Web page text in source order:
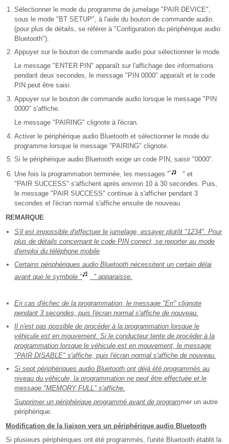
Sélectionner le mode du programme de jumelage "PAIR DEVICE",
sous le mode "BT SETUP", à l'aide du bouton de commande audio.
(pour plus de détails, se référer à "Configuration du périphérique audio
Bluetooth").
Appuyer sur le bouton de commande audio pour sélectionner le mode.
Le message "ENTER PIN" apparaît sur l'affichage des informations
pendant deux secondes, le message "PIN 0000" apparaît et le code
PIN peut être saisi.
Appuyer sur le bouton de commande audio lorsque le message "PIN
0000" s'affiche.
Le message "PAIRING" clignote à l'écran.
Activer le périphérique audio Bluetooth et sélectionner le mode du
programme lorsque le message "PAIRING" clignote.
Si le périphérique audio Bluetooth exige un code PIN, saisir "0000".
Une fois la programmation terminée, les messages "
" et
"PAIR SUCCESS" s'affichent après environ 10 à 30 secondes. Puis,
le message "PAIR SUCCESS" continue à s'afficher pendant 3
secondes et l'écran normal s'affiche ensuite de nouveau.
REMARQUE
S'il est impossible d'effectuer le jumelage, essayer plutôt "1234". Pour
plus de détails concernant le code PIN correct, se reporter au mode
d'emploi du téléphone mobile
Certains périphériques audio Bluetooth nécessitent un certain délai
avant que le symbole "
" apparaisse.
En cas d'échec de la programmation, le message "Err" clignote
pendant 3 secondes, puis l'écran normal s'affiche de nouveau.
Il n'est pas possible de procéder à la programmation lorsque le
véhicule est en mouvement. Si le conducteur tente de procéder à la
programmation lorsque le véhicule est en mouvement, le message
"PAIR DISABLE" s'affiche, puis l'écran normal s'affiche de nouveau.
Si sept périphériques audio Bluetooth ont déjà été programmés au
niveau du véhicule, la programmation ne peut être effectuée et le
message "MEMORY FULL" s'affiche.
Supprimer un périphérique programmé avant de programmer un autre
périphérique.
Modification de la liaison vers un périphérique audio Bluetooth
Si plusieurs périphériques ont été programmés, l'unité Bluetooth établit la